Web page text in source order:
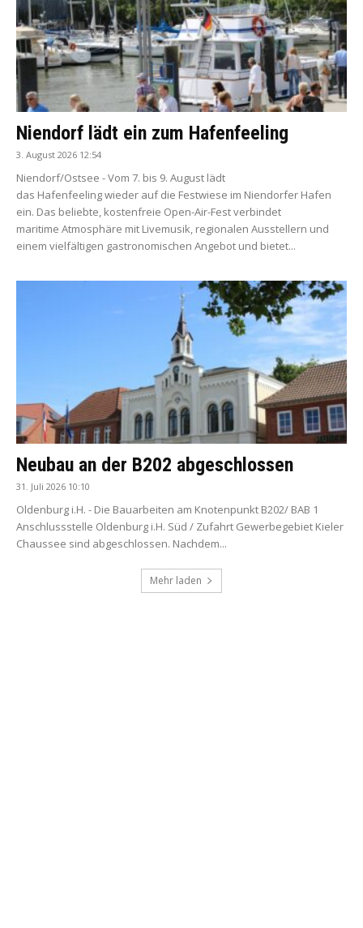
Niendorf lädt ein zum Hafenfeeling
3. August 2026 12:54
Niendorf/Ostsee - Vom 7. bis 9. August lädt
das Hafenfeeling wieder auf die Festwiese im Niendorfer Hafen
ein. Das beliebte, kostenfreie Open-Air-Fest verbindet
maritime Atmosphäre mit Livemusik, regionalen Ausstellern und
einem vielfältigen gastronomischen Angebot und bietet...
Neubau an der B202 abgeschlossen
31. Juli 2026 10:10
Oldenburg i.H. - Die Bauarbeiten am Knotenpunkt B202/ BAB 1
Anschlussstelle Oldenburg i.H. Süd / Zufahrt Gewerbegebiet Kieler
Chaussee sind abgeschlossen. Nachdem...
Mehr laden